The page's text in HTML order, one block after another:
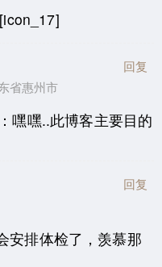
省惠州市
回复
嘿嘿..此博客主要目的
回复
安排体检了，羡慕那